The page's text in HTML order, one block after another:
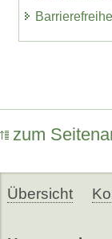
zum
Übersicht